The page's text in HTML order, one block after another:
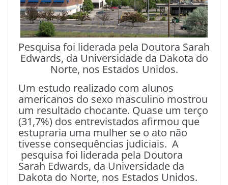
Pesquisa foi liderada pela Doutora Sarah
Edwards, da Universidade da Dakota do
Norte, nos Estados Unidos.
Um estudo realizado com alunos
americanos do sexo masculino mostrou
um resultado chocante. Quase um terço
(31,7%) dos entrevistados afirmou que
estupraria uma mulher se o ato não
tivesse consequências judiciais. A
pesquisa foi liderada pela Doutora
Sarah Edwards, da Universidade da
Dakota do Norte, nos Estados Unidos.